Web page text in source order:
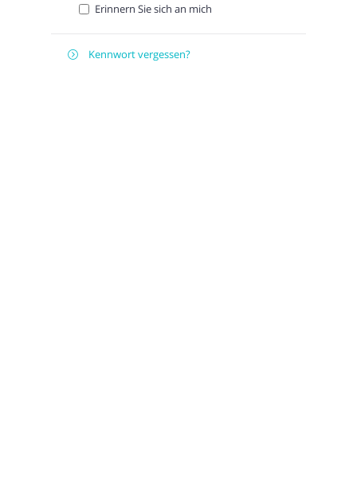
Erinnern Sie sich an mich
 Kennwort vergessen?